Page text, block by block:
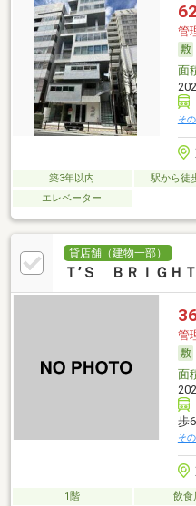
管
面
そ
築3年以内 駅から徒
エレベーター
貸店舗（建物一部）
Ｔ’Ｓ ＢＲＩＧＨ
管
面
歩
そ
1階 飲食